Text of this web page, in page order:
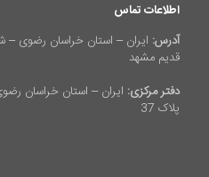
اطلاعات تماس
آدرس:
قدیم مشهد
دفتر مرکزی: ایران – استان خراسان
پلاک 37